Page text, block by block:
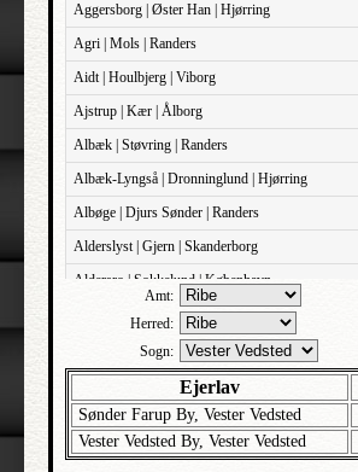
Aggersborg | Øster Han | Hjørring
Agri | Mols | Randers
Aidt | Houlbjerg | Viborg
Ajstrup | Kær | Ålborg
Albæk | Støvring | Randers
Albæk-Lyngså | Dronninglund | Hjørring
Albøge | Djurs Sønder | Randers
Alderslyst | Gjern | Skanderborg
Aldersro | Sokkelund | København
Allehelgens | Sokkelund | København
Aller | Sønder Tyrstrup | Haderslev
Allerslev | Bårse | Præstø
Allerslev | Voldborg | Roskilde
Allerup | Åsum | Odense
Amt:
Herred:
Sogn:
Ejerlav
Sønder Farup By, Vester Vedsted
Vester Vedsted By, Vester Vedsted